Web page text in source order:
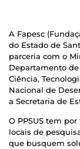
A Fapesc
do Estado de
parceria com o
Departamento de
Ciência,
Nacional de
a Secretaria de
O PPSUS tem
locais de
que busquem